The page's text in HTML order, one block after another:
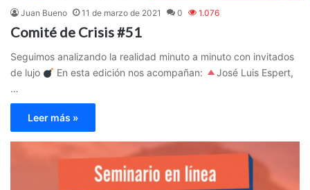
Juan Bueno 11 de marzo de 2021 0 1.076
Comité de Crisis #51
Seguimos analizando la realidad minuto a minuto con invitados
de lujo
En esta edición nos acompañan:
José Luis Espert,
…
Leer más »